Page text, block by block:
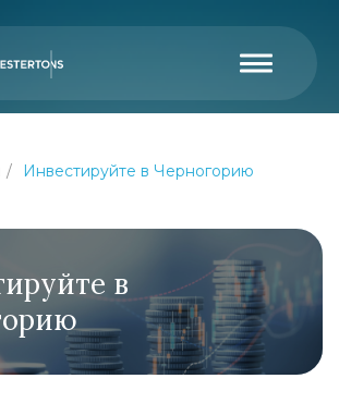
Инвестируйте в Черногорию
в